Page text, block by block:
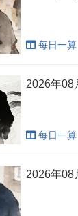
每日一算
2026年08
每日一算
2026年08